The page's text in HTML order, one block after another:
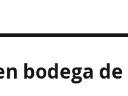
bodega